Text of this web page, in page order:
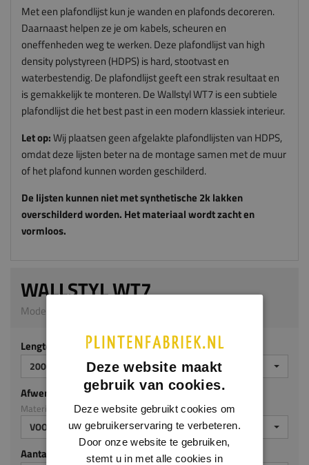
Met een plafondlijst kun je wanden en plafonds decoreren.
Daarnaast helpen ze je om kabels, scheuren en
oneffenheden weg te werken. Deze plafondlijst van high
density polystyreen (HDPS) is hard, stootvast en
waterbestendig. De plafondlijst geeft een strak resultaat en
is gemakkelijk te monteren. De Wallstyl WT7 is een subtiele
plafondlijst die het best past in een modern klassiek interieur.
Let op:Wij plaatsen geen afgelakte plafondlijsten van HDPS,
omdat deze lijsten beter na de montage samen met de muur
of het plafond kunnen worden geschilderd.
De lijsten kunnen niet met synthetische 2k lakken
overschilderd worden. Het materiaal wordt zacht en
vormloos.
WALLSTYL WT7
Model WP07 | 22 x 16 mm | HDPS
Lengte (mm)
2000
Afwerking
Materiaal: HDPS
VOORGELAKT
Aantal stuks
Deze website maakt
gebruik van cookies.
Deze website gebruikt cookies om
uw gebruikerservaring te verbeteren.
Door onze website te gebruiken,
stemt u in met alle cookies in